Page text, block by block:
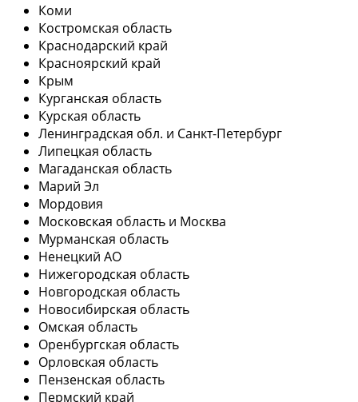
Коми
Костромская область
Краснодарский край
Красноярский край
Крым
Курганская область
Курская область
Ленинградская обл. и Санкт-Петербург
Липецкая область
Магаданская область
Марий Эл
Мордовия
Московская область и Москва
Мурманская область
Ненецкий АО
Нижегородская область
Новгородская область
Новосибирская область
Омская область
Оренбургская область
Орловская область
Пензенская область
Пермский край